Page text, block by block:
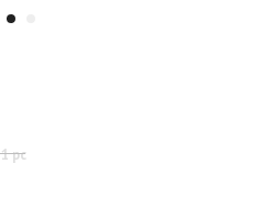
1 pc